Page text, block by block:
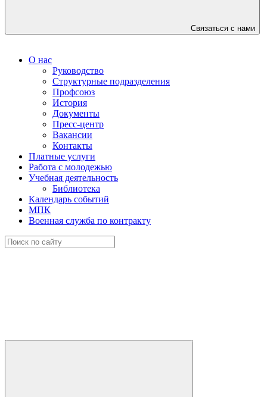
Связаться с нами
О нас
Руководство
Структурные подразделения
Профсоюз
История
Документы
Пресс-центр
Вакансии
Контакты
Платные услуги
Работа с молодежью
Учебная деятельность
Библиотека
Календарь событий
МПК
Военная служба по контракту